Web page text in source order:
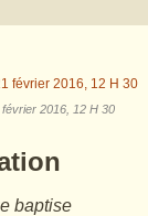
2016, 12 H 30
baptise